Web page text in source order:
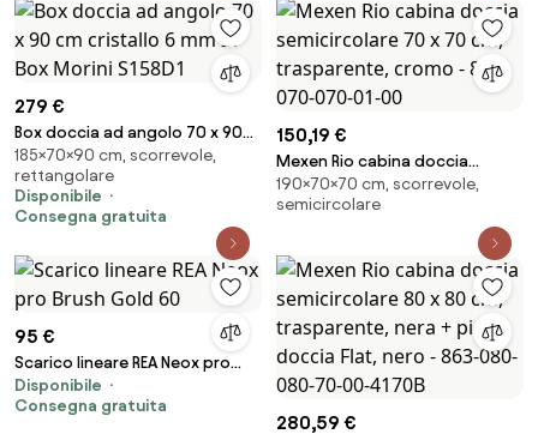
4710
070-70-00-4710
279 €
Box doccia ad angolo 70 x 90
cm cristallo 6 mm Ix Box Morini
S158D1
185×70×90 cm, scorrevole,
rettangolare
Disponibile
Consegna gratuita
150,19 €
Mexen Rio cabina doccia
semicircolare 70 x 70 cm,
trasparente, cromo - 863-070-
190×70×70 cm, scorrevole,
semicircolare
95 €
Scarico lineare REA Neox pro
Brush Gold 60
Disponibile
Consegna gratuita
280,59 €